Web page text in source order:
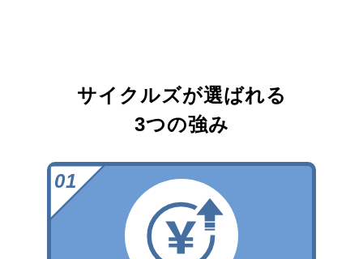
サイクルズが選ばれる
3つの強み